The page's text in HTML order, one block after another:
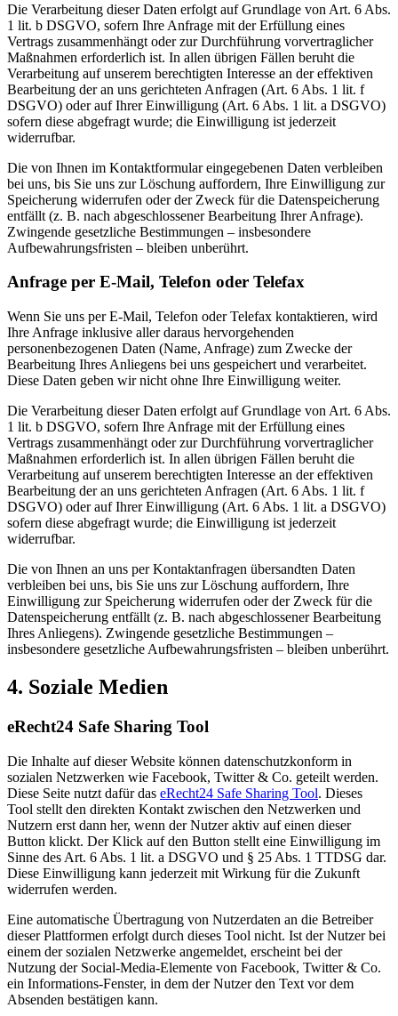
Die Verarbeitung dieser Daten erfolgt auf Grundlage von Art. 6 Abs.
1 lit. b DSGVO, sofern Ihre Anfrage mit der Erfüllung eines
Vertrags zusammenhängt oder zur Durchführung vorvertraglicher
Maßnahmen erforderlich ist. In allen übrigen Fällen beruht die
Verarbeitung auf unserem berechtigten Interesse an der effektiven
Bearbeitung der an uns gerichteten Anfragen (Art. 6 Abs. 1 lit. f
DSGVO) oder auf Ihrer Einwilligung (Art. 6 Abs. 1 lit. a DSGVO)
sofern diese abgefragt wurde; die Einwilligung ist jederzeit
widerrufbar.
Die von Ihnen im Kontaktformular eingegebenen Daten verbleiben
bei uns, bis Sie uns zur Löschung auffordern, Ihre Einwilligung zur
Speicherung widerrufen oder der Zweck für die Datenspeicherung
entfällt (z. B. nach abgeschlossener Bearbeitung Ihrer Anfrage).
Zwingende gesetzliche Bestimmungen – insbesondere
Aufbewahrungsfristen – bleiben unberührt.
Anfrage per E-Mail, Telefon oder Telefax
Wenn Sie uns per E-Mail, Telefon oder Telefax kontaktieren, wird
Ihre Anfrage inklusive aller daraus hervorgehenden
personenbezogenen Daten (Name, Anfrage) zum Zwecke der
Bearbeitung Ihres Anliegens bei uns gespeichert und verarbeitet.
Diese Daten geben wir nicht ohne Ihre Einwilligung weiter.
Die Verarbeitung dieser Daten erfolgt auf Grundlage von Art. 6 Abs.
1 lit. b DSGVO, sofern Ihre Anfrage mit der Erfüllung eines
Vertrags zusammenhängt oder zur Durchführung vorvertraglicher
Maßnahmen erforderlich ist. In allen übrigen Fällen beruht die
Verarbeitung auf unserem berechtigten Interesse an der effektiven
Bearbeitung der an uns gerichteten Anfragen (Art. 6 Abs. 1 lit. f
DSGVO) oder auf Ihrer Einwilligung (Art. 6 Abs. 1 lit. a DSGVO)
sofern diese abgefragt wurde; die Einwilligung ist jederzeit
widerrufbar.
Die von Ihnen an uns per Kontaktanfragen übersandten Daten
verbleiben bei uns, bis Sie uns zur Löschung auffordern, Ihre
Einwilligung zur Speicherung widerrufen oder der Zweck für die
Datenspeicherung entfällt (z. B. nach abgeschlossener Bearbeitung
Ihres Anliegens). Zwingende gesetzliche Bestimmungen –
insbesondere gesetzliche Aufbewahrungsfristen – bleiben unberührt.
4. Soziale Medien
eRecht24 Safe Sharing Tool
Die Inhalte auf dieser Website können datenschutzkonform in
sozialen Netzwerken wie Facebook, Twitter & Co. geteilt werden.
Diese Seite nutzt dafür das eRecht24 Safe Sharing Tool. Dieses
Tool stellt den direkten Kontakt zwischen den Netzwerken und
Nutzern erst dann her, wenn der Nutzer aktiv auf einen dieser
Button klickt. Der Klick auf den Button stellt eine Einwilligung im
Sinne des Art. 6 Abs. 1 lit. a DSGVO und § 25 Abs. 1 TTDSG dar.
Diese Einwilligung kann jederzeit mit Wirkung für die Zukunft
widerrufen werden.
Eine automatische Übertragung von Nutzerdaten an die Betreiber
dieser Plattformen erfolgt durch dieses Tool nicht. Ist der Nutzer bei
einem der sozialen Netzwerke angemeldet, erscheint bei der
Nutzung der Social-Media-Elemente von Facebook, Twitter & Co.
ein Informations-Fenster, in dem der Nutzer den Text vor dem
Absenden bestätigen kann.